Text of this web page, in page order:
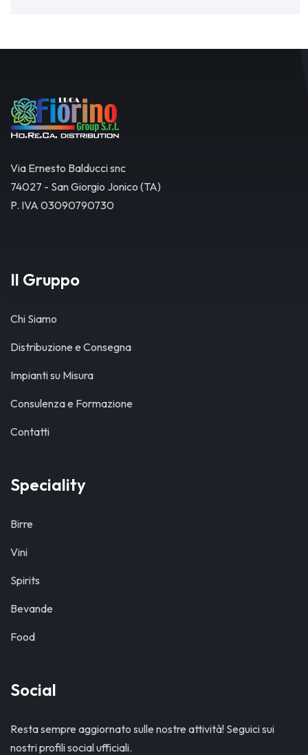
Via Ernesto Balducci snc
74027 - San Giorgio Jonico (TA)
P. IVA 03090790730
Il Gruppo
Chi Siamo
Distribuzione e Consegna
Impianti su Misura
Consulenza e Formazione
Contatti
Speciality
Birre
Vini
Spirits
Bevande
Food
Social
Resta sempre aggiornato sulle nostre attività! Seguici sui
nostri profili social ufficiali.